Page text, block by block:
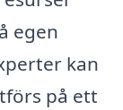
egen
kan
på ett